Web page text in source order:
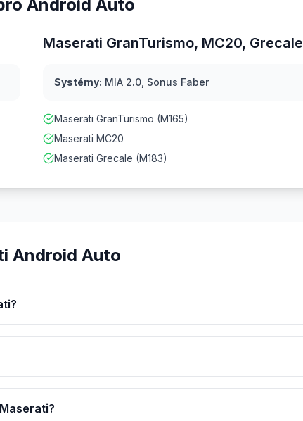
Android Auto
Maserati GranTurismo, MC20, Grecale
Systémy: MIA 2.0, Sonus Faber
Maserati GranTurismo (M165)
Maserati MC20
Maserati Grecale (M183)
Android Auto